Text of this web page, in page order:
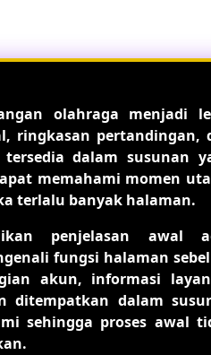
olahraga menjadi
ringkasan pertandingan,
dalam susunan
memahami momen
terlalu banyak halaman.
penjelasan awal
fungsi halaman
akun, informasi
ditempatkan dalam
sehingga proses awal